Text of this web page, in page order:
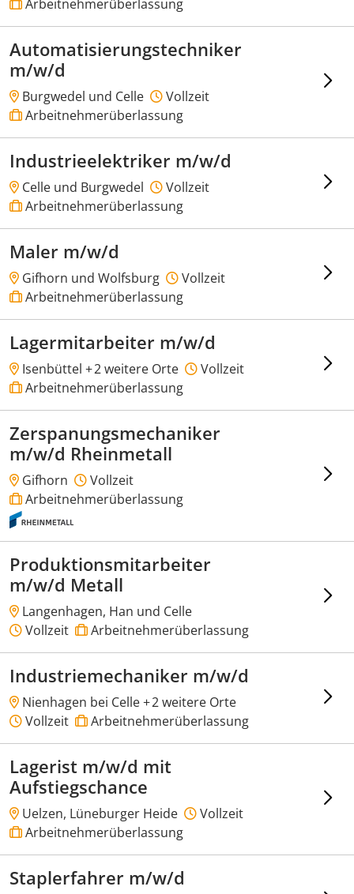
Arbeitnehmerüberlassung
Automatisierungstechniker
m/w/d
Burgwedel und Celle
Vollzeit
Arbeitnehmerüberlassung
Industrieelektriker m/w/d
Celle und Burgwedel
Vollzeit
Arbeitnehmerüberlassung
Maler m/w/d
Gifhorn und Wolfsburg
Vollzeit
Arbeitnehmerüberlassung
Lagermitarbeiter m/w/d
Isenbüttel +2 weitere Orte
Vollzeit
Arbeitnehmerüberlassung
Zerspanungsmechaniker
m/w/d Rheinmetall
Gifhorn
Vollzeit
Arbeitnehmerüberlassung
Produktionsmitarbeiter
m/w/d Metall
Langenhagen, Han und Celle
Vollzeit
Arbeitnehmerüberlassung
Industriemechaniker m/w/d
Nienhagen bei Celle +2 weitere Orte
Vollzeit
Arbeitnehmerüberlassung
Lagerist m/w/d mit
Aufstiegschance
Uelzen, Lüneburger Heide
Vollzeit
Arbeitnehmerüberlassung
Staplerfahrer m/w/d